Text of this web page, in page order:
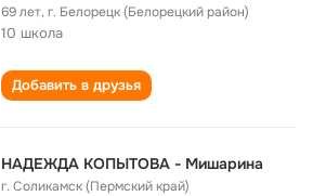
69 лет,г. Белорецк (Белорецкий район)
10 школа
Добавить в друзья
НАДЕЖДА КОПЫТОВА - Мишарина
г. Соликамск (Пермский край)